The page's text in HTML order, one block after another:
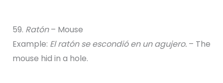
59. Ratón– Mouse
Example: El ratón se escondió en un agujero.– The
mouse hid in a hole.